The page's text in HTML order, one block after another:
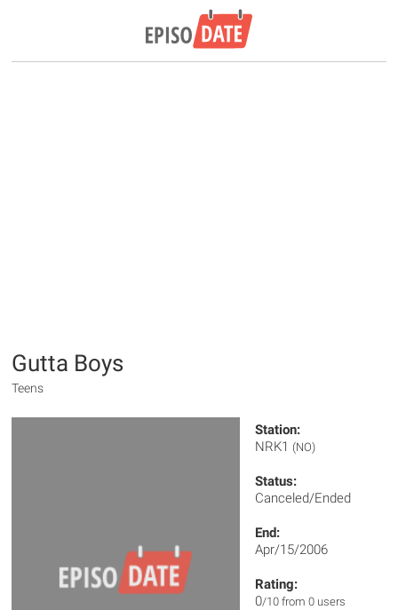
Gutta Boys
Teens
Station:
NRK1 (NO)
Status:
Canceled/Ended
End:
Apr/15/2006
Rating:
0/10 from 0 users